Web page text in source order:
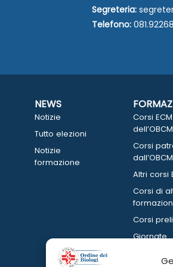
Segreteria:
Telefono:
NEWS
Notizie
Tutto elezioni
Notizie
formazione
Corsi ECM
dell’OBCM
Corsi
dall’OBCM
Altri corsi
Corsi di
Corsi
Giornate